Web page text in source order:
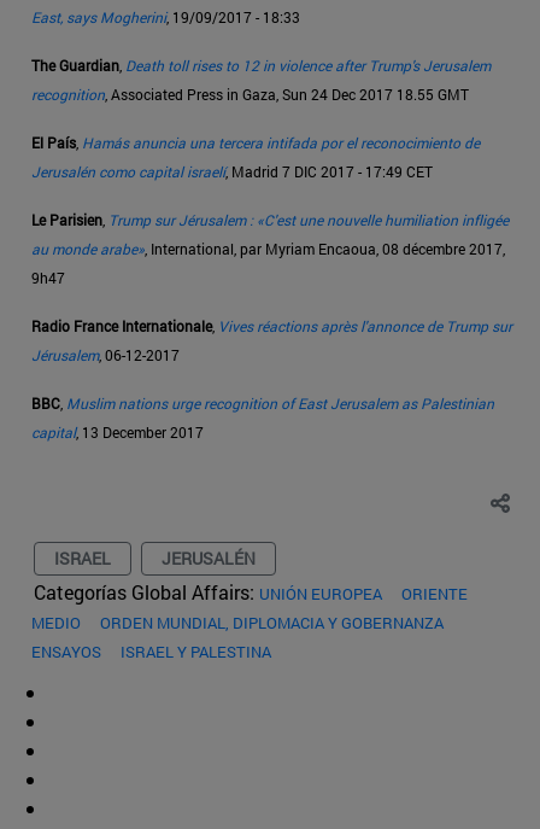
East, says Mogherini, 19/09/2017 - 18:33
The Guardian, Death toll rises to 12 in violence after Trump's Jerusalem
recognition, Associated Press in Gaza, Sun 24 Dec 2017 18.55 GMT
El País, Hamás anuncia una tercera intifada por el reconocimiento de
Jerusalén como capital israelí, Madrid 7 DIC 2017 - 17:49 CET
Le Parisien, Trump sur Jérusalem : «C'est une nouvelle humiliation infligée
au monde arabe», International, par Myriam Encaoua, 08 décembre 2017,
9h47
Radio France Internationale, Vives réactions après l'annonce de Trump sur
Jérusalem, 06-12-2017
BBC, Muslim nations urge recognition of East Jerusalem as Palestinian
capital, 13 December 2017
ISRAEL JERUSALÉN
Categorías Global Affairs: UNIÓN EUROPEA
ORIENTE
MEDIO
ORDEN MUNDIAL, DIPLOMACIA Y GOBERNANZA
ENSAYOS
ISRAEL Y PALESTINA